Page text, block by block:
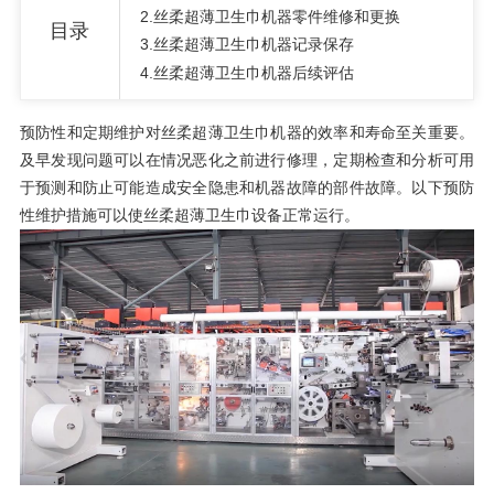
目录
2. 丝柔超薄卫生巾机器零件维修和更换
3.丝柔超薄卫生巾机器记录保存
4.丝柔超薄卫生巾机器后续评估
预防性和定期维护对丝柔超薄卫生巾机器的效率和寿命至关重要。
及早发现问题可以在情况恶化之前进行修理，定期检查和分析可用
于预测和防止可能造成安全隐患和机器故障的部件故障。以下预防
性维护措施可以使丝柔超薄卫生巾设备正常运行。